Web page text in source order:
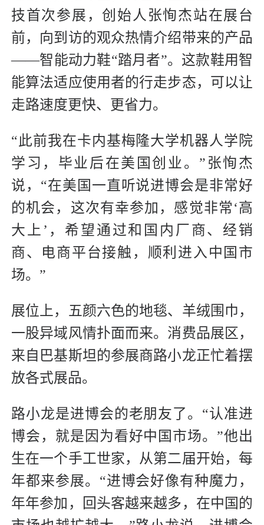
技首次参展，创始人张恂杰站在展台
前，向到访的观众热情介绍带来的产品
——智能动力鞋“踏月者”。这款鞋用智
能算法适应使用者的行走步态，可以让
走路速度更快、更省力。
“此前我在卡内基梅隆大学机器人学院
学习，毕业后在美国创业。”张恂杰
说，“在美国一直听说进博会是非常好
的机会，这次有幸参加，感觉非常‘高
大上’，希望通过和国内厂商、经销
商、电商平台接触，顺利进入中国市
场。”
展位上，五颜六色的地毯、羊绒围巾，
一股异域风情扑面而来。消费品展区，
来自巴基斯坦的参展商路小龙正忙着摆
放各式展品。
路小龙是进博会的老朋友了。“认准进
博会，就是因为看好中国市场。”他出
生在一个手工世家，从第二届开始，每
年都来参展。“进博会好像有种魔力，
年年参加，回头客越来越多，在中国的